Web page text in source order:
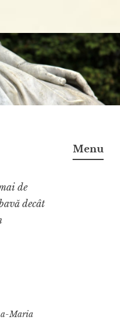
de
decât
Menu
Maria